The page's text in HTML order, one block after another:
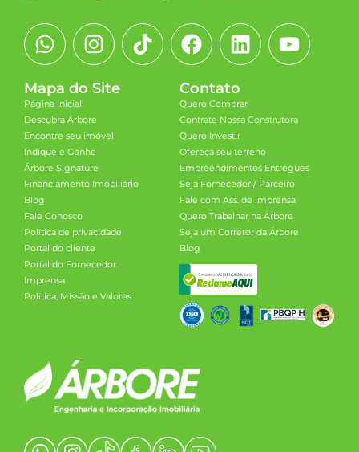
Mapa do Site
Página Inicial
Descubra Árbore
Encontre seu imóvel
Indique e Ganhe
Árbore Signature
Financiamento Imobiliário
Blog
Fale Conosco
Política de privacidade
Portal do cliente
Portal do Fornecedor
Imprensa
Política, Missão e Valores
Contato
Quero Comprar
Contrate Nossa Construtora
Quero Investir
Ofereça seu terreno
Empreendimentos Entregues
Seja Fornecedor / Parceiro
Fale com Ass. de imprensa
Quero Trabalhar na Árbore
Seja um Corretor da Árbore
Blog